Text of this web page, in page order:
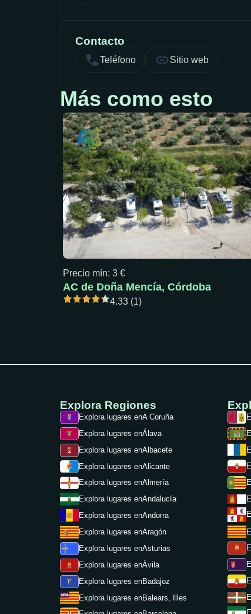
Contacto
Teléfono Sitio web
Más como esto
Precio mín: 3 €
AC de Doña Mencía, Córdoba
4.33 (1)
Explora Regiones
Explora lugares enA Coruña
Explora lugares enÁlava
Explora lugares enAlbacete
Explora lugares enAlicante
Explora lugares enAlmería
Explora lugares enAndalucía
Explora lugares enAndorra
Explora lugares enAragón
Explora lugares enAsturias
Explora lugares enÁvila
Explora lugares enBadajoz
Explora lugares enBalears, Illes